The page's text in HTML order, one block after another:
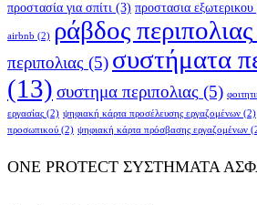
προστασία για σπίτι (3) προστασια
airbnb (2) ράβδος περιπολιας
περιπολιας (5) συστήματα
(13) συστημα περιπολιας (5)
εργασίας (2) ψηφιακή κάρτα προσέλευσης εργαζομένων (2)
προσωπικού (2) ψηφιακή κάρτα πρόσβασης εργαζομένων
ONE PROTECT ΣΥΣΤΗΜΑΤΑ